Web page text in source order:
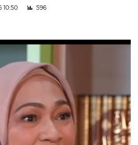
10:50 596